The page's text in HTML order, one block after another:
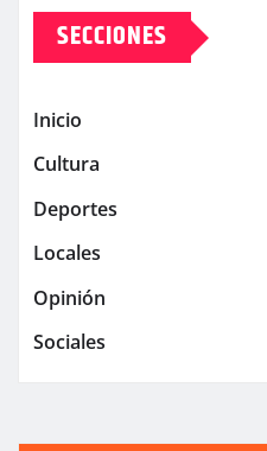
SECCIONES
Inicio
Cultura
Deportes
Locales
Opinión
Sociales